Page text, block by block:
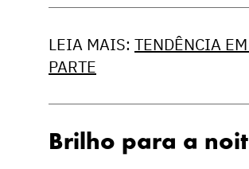
LEIA MAIS: TENDÊNCIA
PARTE
Brilho para a